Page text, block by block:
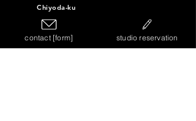
Chiyoda-ku
旧海岸第十六スタジオ
Taito-ku
contact [form] studio reservation